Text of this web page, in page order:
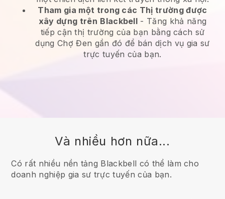
Tham gia một trong các Thị trường được
xây dựng trên Blackbell - Tăng khả năng
tiếp cận thị trường của bạn bằng cách sử
dụng Chợ Đen gần đó để bán dịch vụ gia sư
trực tuyến của bạn.
Và nhiều hơn nữa...
Có rất nhiều nền tảng Blackbell có thể làm cho
doanh nghiệp gia sư trực tuyến của bạn.